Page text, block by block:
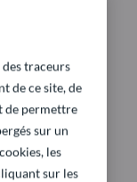
de rotation
ratio)
error
à risque
at-Risk)
traceurs
de ce site, de
de permettre
sur un
les
sur les